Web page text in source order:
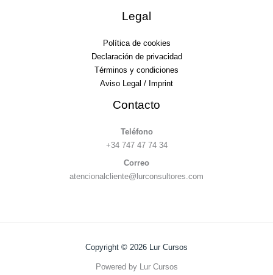
Legal
Política de cookies
Declaración de privacidad
Términos y condiciones
Aviso Legal / Imprint
Contacto
Teléfono
+34 747 47 74 34
Correo
atencionalcliente@lurconsultores.com
Copyright © 2026 Lur Cursos
Powered by Lur Cursos